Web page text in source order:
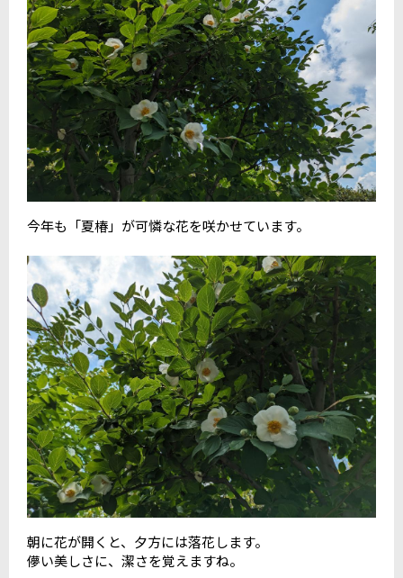
今年も「夏椿」が可憐な花を咲かせています。
朝に花が開くと、夕方には落花します。
儚い美しさに、潔さを覚えますね。